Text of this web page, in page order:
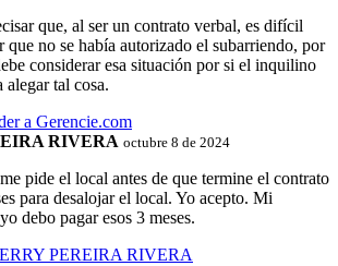
que, al ser un contrato verbal, es difícil
que no se había autorizado el subarriendo, por
considerar esa situación por si el inquilino
alegar tal cosa.
a Gerencie.com
RIVERA octubre 8 de 2024
pide el local antes de que termine el contrato
para desalojar el local. Yo acepto. Mi
debo pagar esos 3 meses.
PEREIRA RIVERA